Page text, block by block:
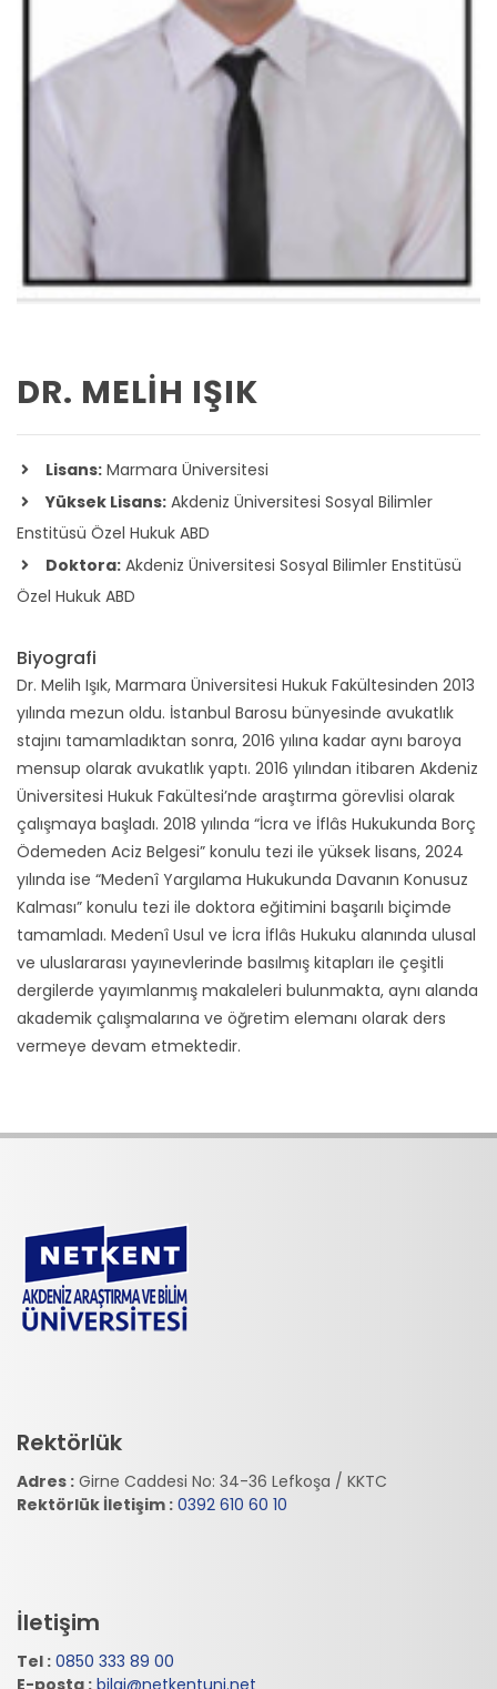
DR. MELIH IŞIK
Lisans: Marmara Üniversitesi
Yüksek Lisans: Akdeniz Üniversitesi Sosyal Bilimler
Enstitüsü Özel Hukuk ABD
Doktora: Akdeniz Üniversitesi Sosyal Bilimler Enstitüsü
Özel Hukuk ABD
Biyografi
Dr. Melih Işık, Marmara Üniversitesi Hukuk Fakültesinden 2013
yılında mezun oldu. İstanbul Barosu bünyesinde avukatlık
stajını tamamladıktan sonra, 2016 yılına kadar aynı baroya
mensup olarak avukatlık yaptı. 2016 yılından itibaren Akdeniz
Üniversitesi Hukuk Fakültesi’nde araştırma görevlisi olarak
çalışmaya başladı. 2018 yılında “İcra ve İflâs Hukukunda Borç
Ödemeden Aciz Belgesi” konulu tezi ile yüksek lisans, 2024
yılında ise “Medenî Yargılama Hukukunda Davanın Konusuz
Kalması” konulu tezi ile doktora eğitimini başarılı biçimde
tamamladı. Medenî Usul ve İcra İflâs Hukuku alanında ulusal
ve uluslararası yayınevlerinde basılmış kitapları ile çeşitli
dergilerde yayımlanmış makaleleri bulunmakta, aynı alanda
akademik çalışmalarına ve öğretim elemanı olarak ders
vermeye devam etmektedir.
Rektörlük
Adres : Girne Caddesi No: 34-36 Lefkoşa / KKTC
Rektörlük İletişim : 0392 610 60 10
İletişim
Tel : 0850 333 89 00
E-posta : bilgi@netkentuni.net